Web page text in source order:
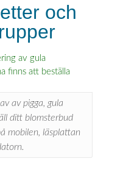
och
av pigga, gula
ditt blomsterbud
mobilen, läsplattan